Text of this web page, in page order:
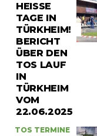
HEISSE T
AGE IN T
ÜRKHEIM! B
ERICHT Ü
BER DEN T
OS LAUF I
N T
ÜRKHEIM V
OM 2
2.06.2025
TOS TERMINE